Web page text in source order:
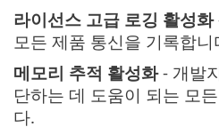
라이선스 고급 로깅 활성화
모든 제품 통신을 기록합니
메모리 추적 활성화- 개발
단하는 데 도움이 되는 모
다.